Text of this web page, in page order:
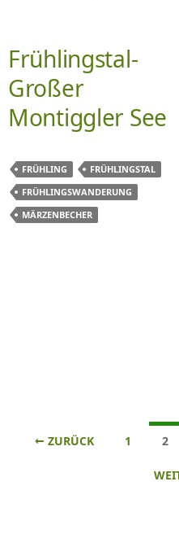
Frühlingstal-
Großer
Montiggler See
FRÜHLING
FRÜHLINGSTAL
FRÜHLINGSWANDERUNG
MÄRZENBECHER
Beitrags-
← ZURÜCK 1 2